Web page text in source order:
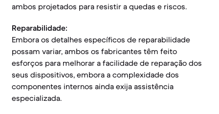
ambos projetados para resistir a quedas e riscos.
Reparabilidade:
Embora os detalhes específicos de reparabilidade
possam variar, ambos os fabricantes têm feito
esforços para melhorar a facilidade de reparação dos
seus dispositivos, embora a complexidade dos
componentes internos ainda exija assistência
especializada.